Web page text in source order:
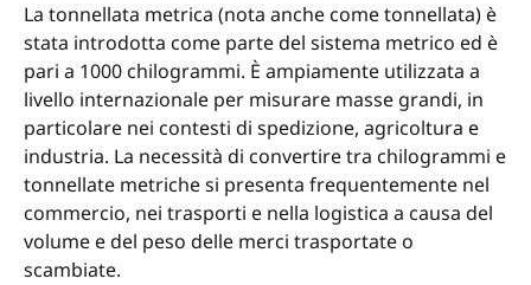
La tonnellata metrica (nota anche come tonnellata) è
stata introdotta come parte del sistema metrico ed è
pari a 1000 chilogrammi. È ampiamente utilizzata a
livello internazionale per misurare masse grandi, in
particolare nei contesti di spedizione, agricoltura e
industria. La necessità di convertire tra chilogrammi e
tonnellate metriche si presenta frequentemente nel
commercio, nei trasporti e nella logistica a causa del
volume e del peso delle merci trasportate o
scambiate.